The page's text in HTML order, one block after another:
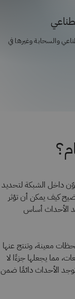
والسحابة وغيرها في
داخل الشبكة لتحديد
كيف يمكن أن تؤثر
الأحداث أساس
معينة، وتنتج عنها
مما يجعلها جزءًا لا
الأحداث دائمًا ضمن